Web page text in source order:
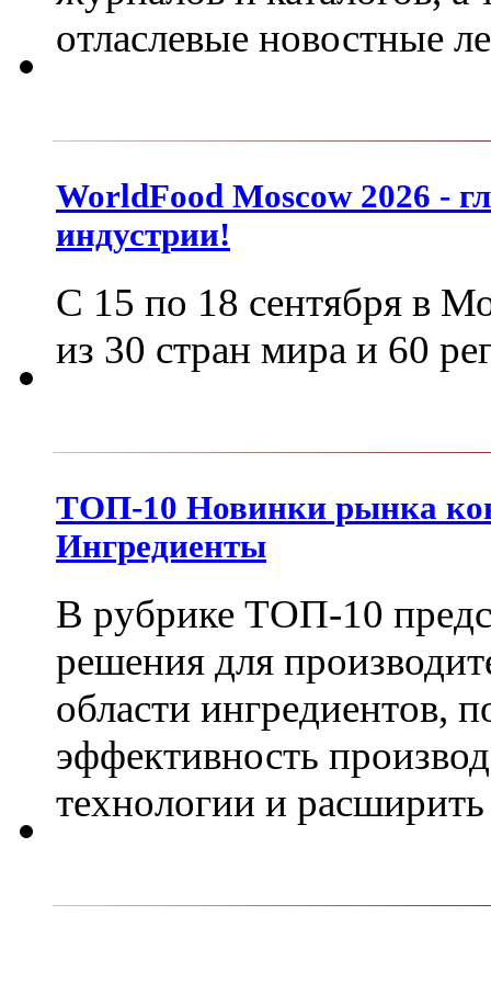
отласлевые новостные
WorldFood Moscow 2026 -
индустрии!
С 15 по 18 сентября в
из 30 стран мира и 60
ТОП-10 Новинки рынка
Ингредиенты
В рубрике ТОП-10
решения для
области ингредиентов,
эффективность
технологии и расширить